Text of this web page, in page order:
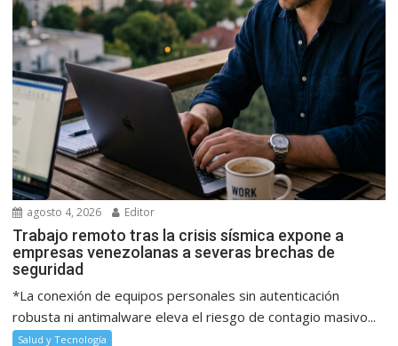
agosto 4, 2026 Editor
Trabajo remoto tras la crisis sísmica expone a
empresas venezolanas a severas brechas de
seguridad
*La conexión de equipos personales sin autenticación
robusta ni antimalware eleva el riesgo de contagio masivo...
Salud y Tecnología